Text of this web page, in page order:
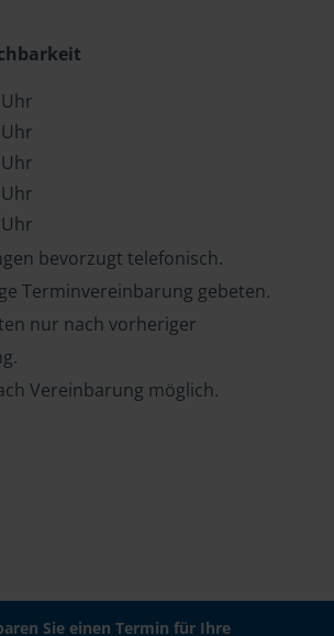
bevorzugt telefonisch.
Terminvereinbarung gebeten.
nur nach vorheriger
Vereinbarung möglich.
Sie einen Termin für Ihre